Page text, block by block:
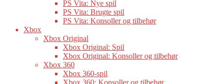
PS Vita: Nye spil
PS Vita: Brugte spil
PS Vita: Konsoller og tilbehør
Xbox
Xbox Original
Xbox Original: Spil
Xbox Original: Konsoller og tilbehør
Xbox 360
Xbox 360-spil